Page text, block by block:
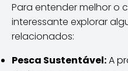
Para entender melhor o
interessante explorar
relacionados:
Pesca Sustentável:A